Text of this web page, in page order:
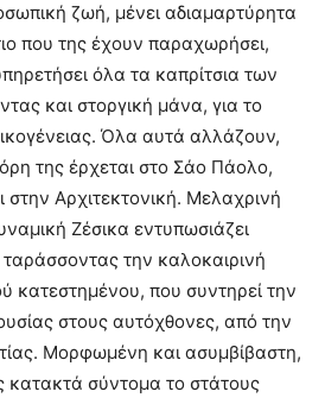
ζωή, μένει αδιαμαρτύρητα
που της έχουν παραχωρήσει,
όλα τα καπρίτσια των
και στοργική μάνα, για το
Όλα αυτά αλλάζουν,
της έρχεται στο Σάο Πάολο,
Αρχιτεκτονική. Μελαχρινή
Ζέσικα εντυπωσιάζει
την καλοκαιρινή
κατεστημένου, που συντηρεί την
στους αυτόχθονες, από την
Μορφωμένη και ασυμβίβαστη,
κατακτά σύντομα το στάτους